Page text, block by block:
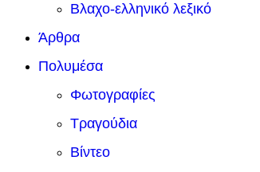
Βλαχο-ελληνικό λεξικό
Άρθρα
Πολυμέσα
Φωτογραφίες
Τραγούδια
Βίντεο